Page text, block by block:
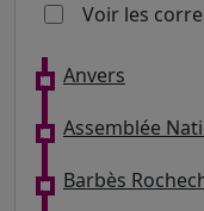
Voir les
Anvers